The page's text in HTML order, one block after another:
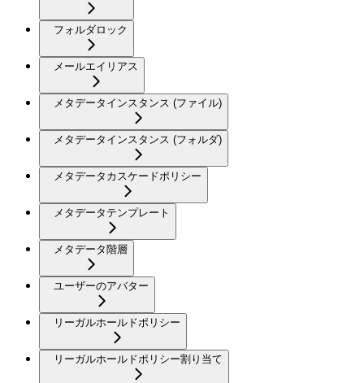
フォルダロック
メールエイリアス
メタデータインスタンス (ファイル)
メタデータインスタンス (フォルダ)
メタデータカスケードポリシー
メタデータテンプレート
メタデータ階層
ユーザーのアバター
リーガルホールドポリシー
リーガルホールドポリシー割り当て